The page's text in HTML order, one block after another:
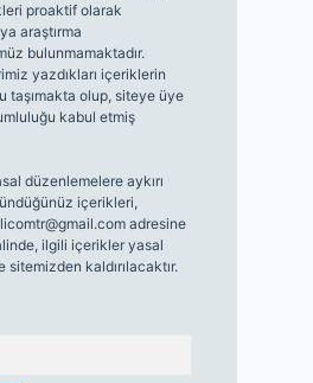
proaktif olarak
araştırma
bulunmamaktadır.
yazdıkları içeriklerin
taşımakta olup, siteye üye
kabul etmiş
düzenlemelere aykırı
içerikleri,
adresine
ilgili içerikler yasal
sitemizden kaldırılacaktır.